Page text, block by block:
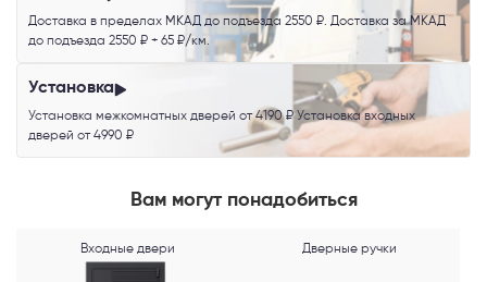
Доставка в пределах МКАД до подъезда 2550 ₽. Доставка за МКАД
до подъезда 2550 ₽ + 65 ₽/км.
Установка
Установка межкомнатных дверей от 4190 ₽ Установка входных
дверей от 4990 ₽
Вам могут понадобиться
Входные двери Дверные ручки
Телефон
Выберите способ связи
Перезвонить